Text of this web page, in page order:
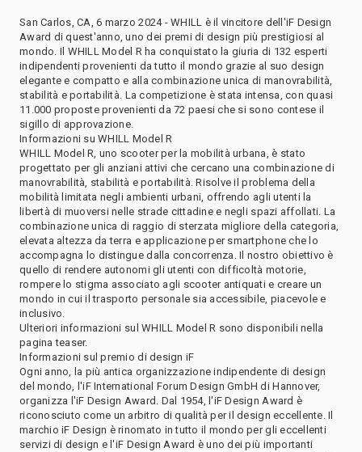
San Carlos, CA, 6 marzo 2024 - WHILL è il vincitore dell'iF Design
Award di quest'anno, uno dei premi di design più prestigiosi al
mondo. Il WHILL Model R ha conquistato la giuria di 132 esperti
indipendenti provenienti da tutto il mondo grazie al suo design
elegante e compatto e alla combinazione unica di manovrabilità,
stabilità e portabilità. La competizione è stata intensa, con quasi
11.000 proposte provenienti da 72 paesi che si sono contese il
sigillo di approvazione.
Informazioni su WHILL Model R
WHILL Model R, uno scooter per la mobilità urbana, è stato
progettato per gli anziani attivi che cercano una combinazione di
manovrabilità, stabilità e portabilità. Risolve il problema della
mobilità limitata negli ambienti urbani, offrendo agli utenti la
libertà di muoversi nelle strade cittadine e negli spazi affollati. La
combinazione unica di raggio di sterzata migliore della categoria,
elevata altezza da terra e applicazione per smartphone che lo
accompagna lo distingue dalla concorrenza. Il nostro obiettivo è
quello di rendere autonomi gli utenti con difficoltà motorie,
rompere lo stigma associato agli scooter antiquati e creare un
mondo in cui il trasporto personale sia accessibile, piacevole e
inclusivo.
Ulteriori informazioni sul WHILL Model R sono disponibili nella
pagina teaser.
Informazioni sul premio di design iF
Ogni anno, la più antica organizzazione indipendente di design
del mondo, l'iF International Forum Design GmbH di Hannover,
organizza l'iF Design Award. Dal 1954, l'iF Design Award è
riconosciuto come un arbitro di qualità per il design eccellente. Il
marchio iF Design è rinomato in tutto il mondo per gli eccellenti
servizi di design e l'iF Design Award è uno dei più importanti